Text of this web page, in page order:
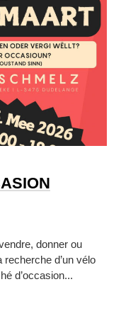
donner ou
recherche d’un vélo
d’occasion...